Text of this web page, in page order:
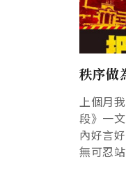
秩序做
上個月
段》一
內好言
無可忍